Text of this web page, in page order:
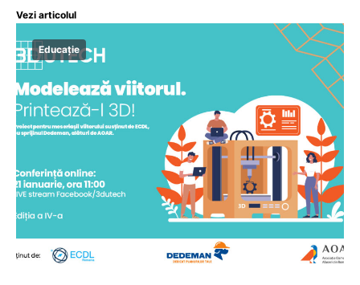
Vezi articolul
Educație